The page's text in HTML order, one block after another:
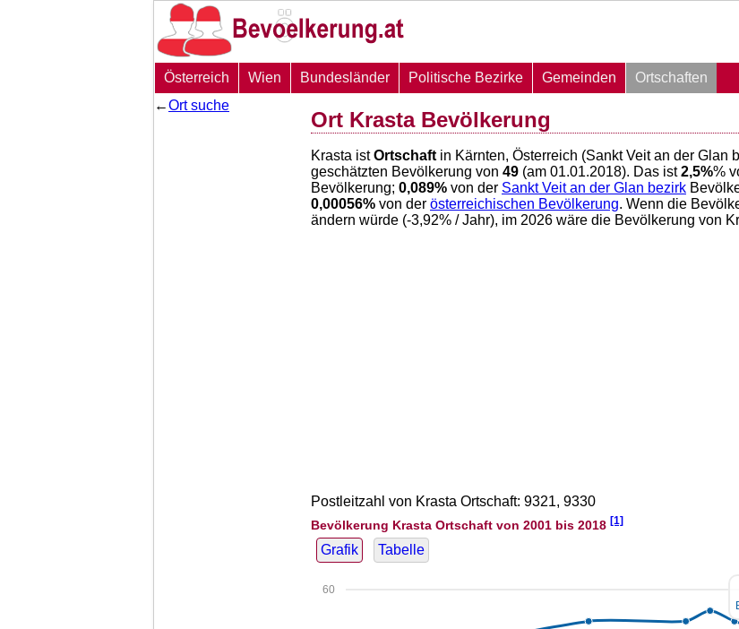
Österreich Wien Bundesländer Politische Bezirke Gemeinden
Ortschaften
←Ort suche
Ort Krasta Bevölkerung
Krasta istOrtschaft in Kärnten, Österreich (Sankt Veit an der
geschätzten Bevölkerung von 49 (am 01.01.2018). Das ist2,5%%
Bevölkerung; 0,089% von der Sankt Veit an der Glan bezirk
0,00056% von der österreichischen Bevölkerung. Wenn die
ändern würde (-3,92% / Jahr), im 2026 wäre die Bevölkerung von
Postleitzahl von Krasta Ortschaft: 9321, 9330
Bevölkerung Krasta Ortschaft von 2001 bis 2018 [1]
Grafik Tabelle
60